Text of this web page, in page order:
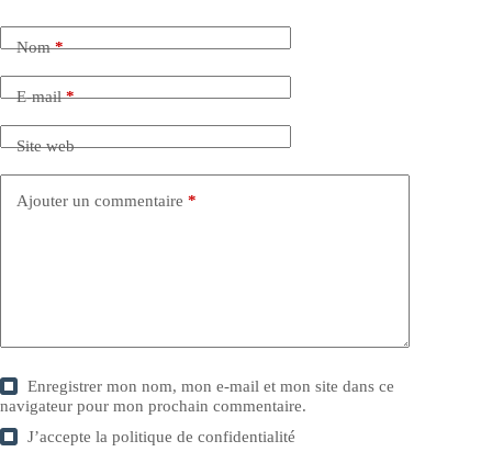
Nom*
E-mail*
Site web
Ajouter un commentaire *
Enregistrer mon nom, mon e-mail et mon site dans ce
navigateur pour mon prochain commentaire.
J’accepte lapolitique de confidentialité